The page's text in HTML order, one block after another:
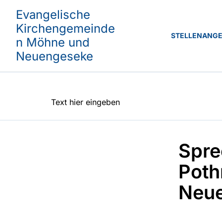
Evangelische
Kirchengemeinde
n Möhne und
Neuengeseke
Text hier eingeben